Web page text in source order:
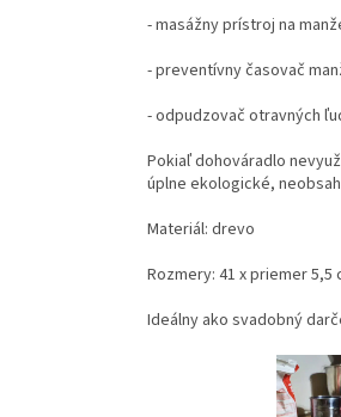
- masážny prístroj na
- preventívny časovač
- odpudzovač otravných
Pokiaľ dohováradlo
úplne ekologické,
Materiál: drevo
Rozmery: 41 x priemer 5,5
Ideálny ako svadobný